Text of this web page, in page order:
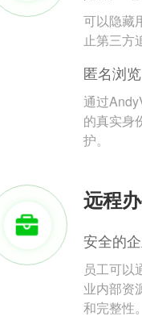
可以隐藏
止第三方
匿名浏览
通过
的真实身
护。
远程
安全的
员工可以
业内部资
和完整性。